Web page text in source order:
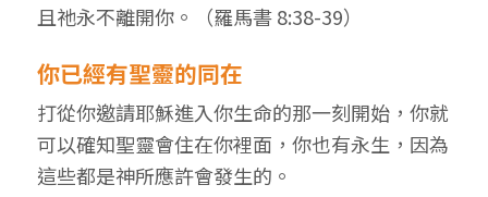
且祂永不離開你。（羅馬書 8:38-39）
你已經有聖靈的同在
打從你邀請耶穌進入你生命的那一刻開始，你就
可以確知聖靈會住在你裡面，你也有永生，因為
這些都是神所應許會發生的。